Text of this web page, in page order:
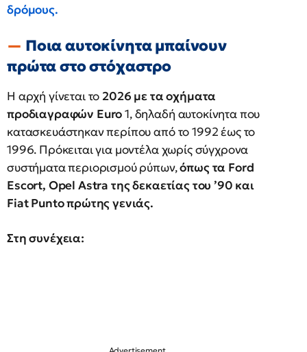
δρόμους.
Ποια αυτοκίνητα μπαίνουν
πρώτα στο στόχαστρο
Η αρχή γίνεται το 2026 με τα οχήματα
προδιαγραφών Euro1, δηλαδή αυτοκίνητα που
κατασκευάστηκαν περίπου από το 1992 έως το
1996. Πρόκειται για μοντέλα χωρίς σύγχρονα
συστήματα περιορισμού ρύπων,όπως τα Ford
Escort, Opel Astra της δεκαετίας του ’90 και
Fiat Punto πρώτης γενιάς.
Στη συνέχεια: